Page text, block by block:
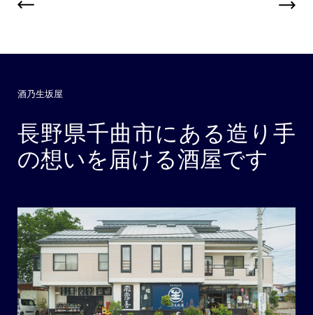
酒乃生坂屋
長野県千曲市にある造り手
の想いを届ける酒屋です